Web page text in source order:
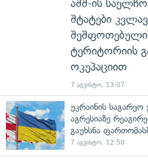
აშშ-ის
შტატები
ტერიტორიის
ოკუპაციით
7 აგვისტო, 13:07
უკრაინის
აგრესიაზე
გაუხსნა
7 აგვისტო, 12:50